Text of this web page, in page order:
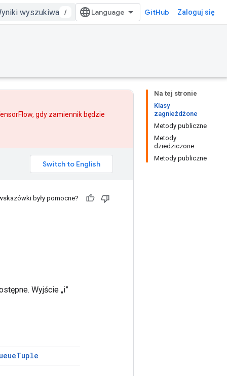
/ GitHub Zaloguj się
Na tej stronie
Klasy
zagnieżdżone
Metody publiczne
Metody
dziedziczone
Metody publiczne
gdy zamiennikbędzie
były pomocne?
Wyjście „i”
Tuple